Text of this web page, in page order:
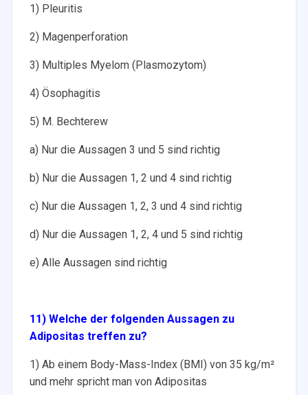
1) Pleuritis
2) Magenperforation
3) Multiples Myelom (Plasmozytom)
4) Ösophagitis
5) M. Bechterew
a) Nur die Aussagen 3 und 5 sind richtig
b) Nur die Aussagen 1, 2 und 4 sind richtig
c) Nur die Aussagen 1, 2, 3 und 4 sind richtig
d) Nur die Aussagen 1, 2, 4 und 5 sind richtig
e) Alle Aussagen sind richtig
11) Welche der folgenden Aussagen zu
Adipositas treffen zu?
1) Ab einem Body-Mass-Index (BMI) von 35 kg/m²
und mehr spricht man von Adipositas